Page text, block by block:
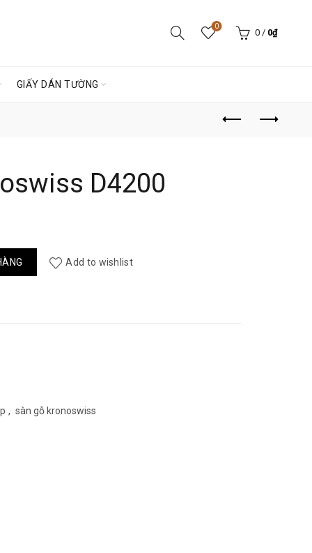
0
0 / 0₫
GIẤY DÁN TƯỜNG
D4200
lượng
Add to wishlist
, sàn gỗ kronoswiss